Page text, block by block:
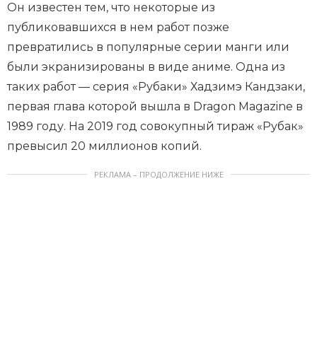
Он известен тем, что некоторые из
публиковавшихся в нем работ позже
превратились в популярные серии манги или
были экранизированы в виде аниме. Одна из
таких работ — серия «Рубаки» Хадзимэ Кандзаки,
первая глава которой вышла в Dragon Magazine в
1989 году. На 2019 год совокупный тираж «Рубак»
превысил 20 миллионов копий.
РЕКЛАМА – ПРОДОЛЖЕНИЕ НИЖЕ